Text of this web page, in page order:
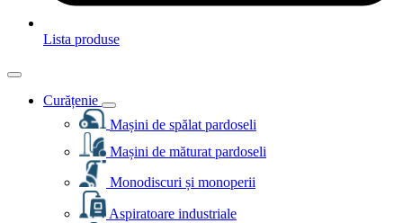
Lista produse
Curățenie
Mașini de spălat pardoseli
Mașini de măturat pardoseli
Monodiscuri și monoperii
Aspiratoare industriale